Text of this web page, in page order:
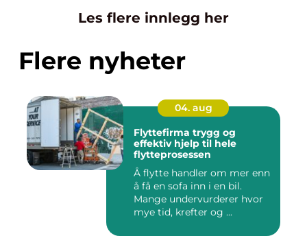
Les flere innlegg her
Flere nyheter
04. aug
Flyttefirma trygg og
effektiv hjelp til hele
flytteprosessen
Å flytte handler om mer enn
å få en sofa inn i en bil.
Mange undervurderer hvor
mye tid, krefter og ...